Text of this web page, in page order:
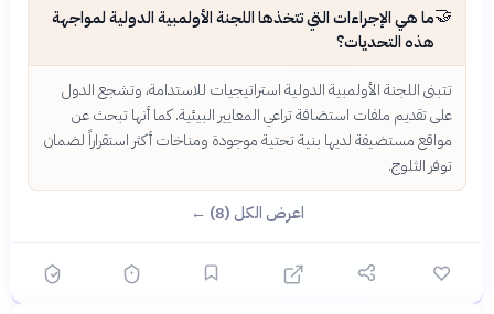
🤝ما هي الإجراءات التي تتخذها اللجنة الأولمبية الدولية لمواجهة
هذه التحديات؟
تتبنى اللجنة الأولمبية الدولية استراتيجيات للاستدامة، وتشجع الدول
على تقديم ملفات استضافة تراعي المعايير البيئية. كما أنها تبحث عن
مواقع مستضيفة لديها بنية تحتية موجودة ومناخات أكثر استقراراً لضمان
توفر الثلوج.
اعرض الكل (8) ←